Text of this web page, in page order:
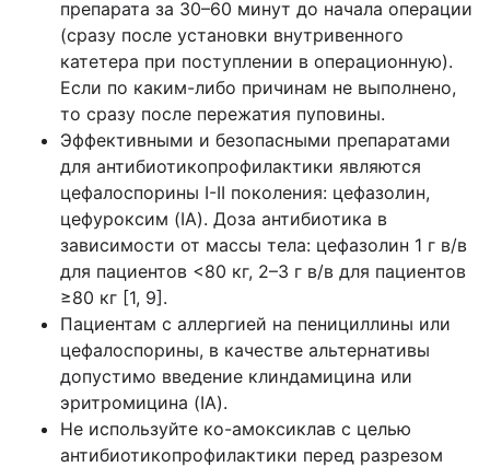
препарата за 30–60 минут до начала операции
(сразу после установки внутривенного
катетера при поступлении в операционную).
Если по каким-либо причинам не выполнено,
то сразу после пережатия пуповины.
Эффективными и безопасными препаратами
для антибиотикопрофилактики являются
цефалоспорины I-II поколения: цефазолин,
цефуроксим (IA). Доза антибиотика в
зависимости от массы тела: цефазолин 1 г в/в
для пациентов <80 кг, 2–3 г в/в для пациентов
≥80 кг [1, 9].
Пациентам с аллергией на пенициллины или
цефалоспорины, в качестве альтернативы
допустимо введение клиндамицина или
эритромицина (IA).
Не используйте ко-амоксиклав с целью
антибиотикопрофилактики перед разрезом